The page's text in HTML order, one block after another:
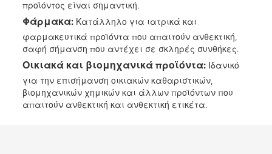
προϊόντος είναι σημαντική.
Φάρμακα: Κατάλληλο για ιατρικά και
φαρμακευτικά προϊόντα που απαιτούν ανθεκτική,
σαφή σήμανση που αντέχει σε σκληρές συνθήκες.
Οικιακά και βιομηχανικά προϊόντα: Ιδανικό
για την επισήμανση οικιακών καθαριστικών,
βιομηχανικών χημικών και άλλων προϊόντων που
απαιτούν ανθεκτική και ανθεκτική ετικέτα.